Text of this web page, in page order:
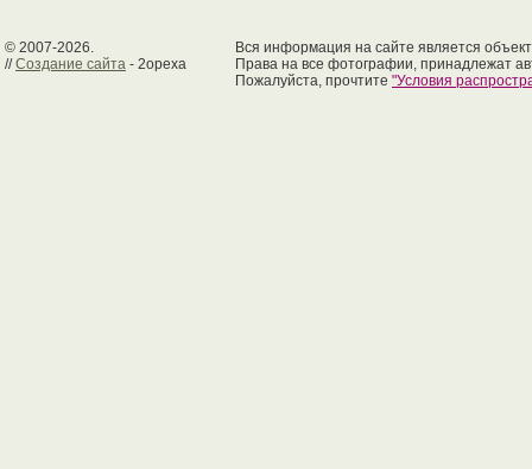
© 2007-2026.
//Создание сайта - 2opexa
Вся информация на сайте является
Права на все фотографии, принадлежат
Пожалуйста, прочтите "Условия